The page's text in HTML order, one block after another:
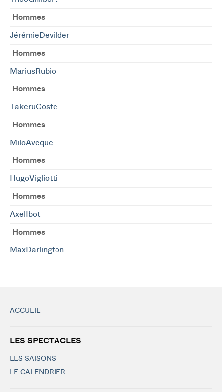
Hommes
JérémieDevilder
Hommes
MariusRubio
Hommes
TakeruCoste
Hommes
MiloAveque
Hommes
HugoVigliotti
Hommes
AxelIbot
Hommes
MaxDarlington
ACCUEIL
LES SPECTACLES
LES SAISONS
LE CALENDRIER